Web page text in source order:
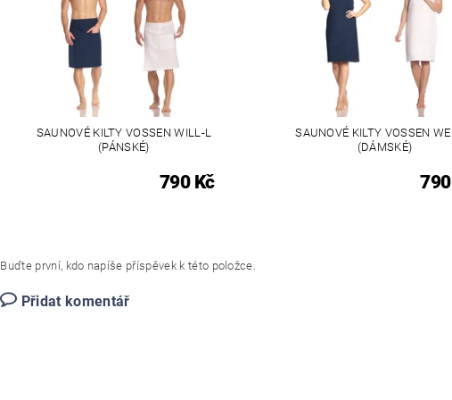
SAUNOVÉ KILTY VOSSEN WILL-L
(PÁNSKÉ)
790 Kč
SAUNOVÉ KILTY VOSSEN
(DÁMSKÉ)
Buďte první, kdo napíše příspěvek k této položce.
Přidat komentář